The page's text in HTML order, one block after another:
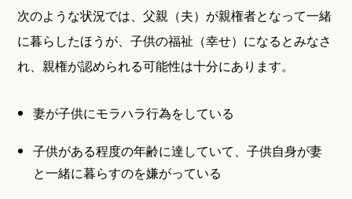
次のような状況では、父親（夫）が親権者となって一緒
に暮らしたほうが、子供の福祉（幸せ）になるとみなさ
れ、親権が認められる可能性は十分にあります。
妻が子供にモラハラ行為をしている
子供がある程度の年齢に達していて、子供自身が妻
と一緒に暮らすのを嫌がっている